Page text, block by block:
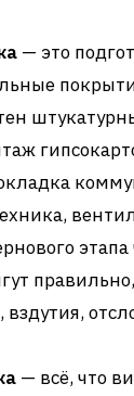
— это
— всё, что